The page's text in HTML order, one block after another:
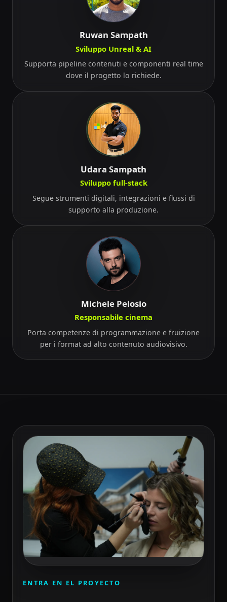
Ruwan Sampath
Sviluppo Unreal & AI
Supporta pipeline contenuti e componenti real time
dove il progetto lo richiede.
Udara Sampath
Sviluppo full-stack
Segue strumenti digitali, integrazioni e flussi di
supporto alla produzione.
Michele Pelosio
Responsabile cinema
Porta competenze di programmazione e fruizione
per i format ad alto contenuto audiovisivo.
ENTRA EN EL PROYECTO